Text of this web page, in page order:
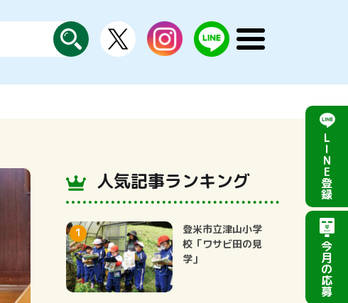
探
す
instagram LINE
公
メ
人気記事ランキング
登米市立津山小学
校「ワサビ田の見
学」
L
I
N
E
登
録
今
月
の
応
募